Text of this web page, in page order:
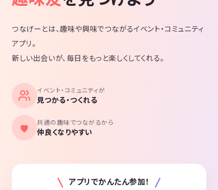
つなげーとは、趣味や興味でつながるイベント・コミュニティ
アプリ。
新しい出会いが、毎日をもっと楽しくしてくれる。
イベント・コミュニティが
見つかる・つくれる
共通の趣味でつながるから
仲良くなりやすい
アプリでかんたん参加！